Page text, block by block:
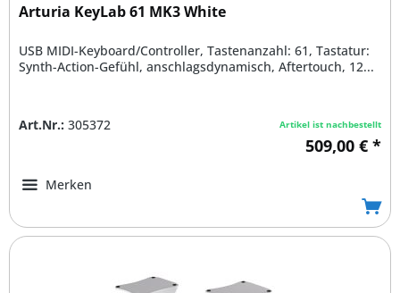
Arturia KeyLab 61 MK3 White
USB MIDI-Keyboard/Controller, Tastenanzahl: 61, Tastatur:
Synth-Action-Gefühl, anschlagsdynamisch, Aftertouch, 12...
Art.Nr.: 305372 Artikel ist nachbestellt
509,00 € *
Merken